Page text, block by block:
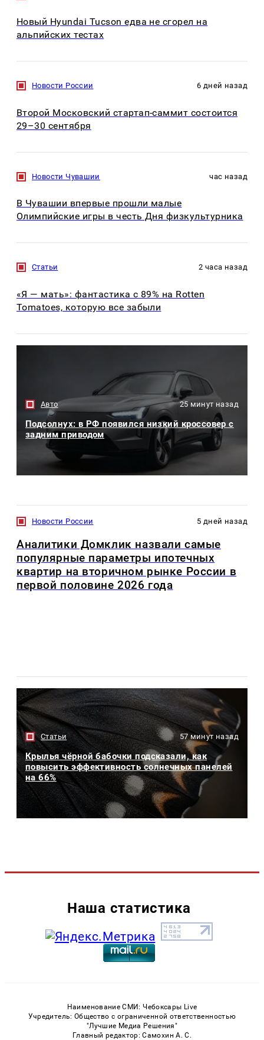
Новый Hyundai Tucson едва не сгорел на
альпийских тестах
Новости России 6 дней назад
Второй Московский стартап-саммит состоится
29–30 сентября
Новости Чувашии час назад
В Чувашии впервые прошли малые
Олимпийские игры в честь Дня физкультурника
Статьи 2 часа назад
«Я — мать»: фантастика с 89% на Rotten
Tomatoes, которую все забыли
Авто 25 минут назад
Подсолнух: в РФ появился низкий кроссовер с
задним приводом
Новости России 5 дней назад
Аналитики Домклик назвали самые
популярные параметры ипотечных
квартир на вторичном рынке России в
первой половине 2026 года
Статьи 57 минут назад
Крылья чёрной бабочки подсказали, как
повысить эффективность солнечных панелей
на 66%
Наша статистика
Наименование СМИ: Чебоксары Live
Учредитель: Общество с ограниченной ответственностью
"Лучшие Медиа Решения"
Главный редактор: Самохин А. С.